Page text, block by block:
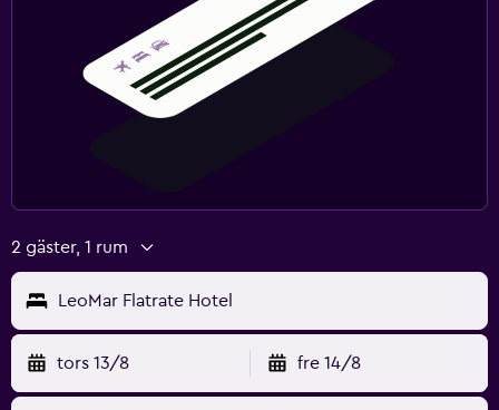
2 gäster, 1 rum
LeoMar Flatrate Hotel
tors 13/8 fre 14/8